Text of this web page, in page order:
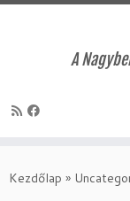
to
A
Kezdőlap »